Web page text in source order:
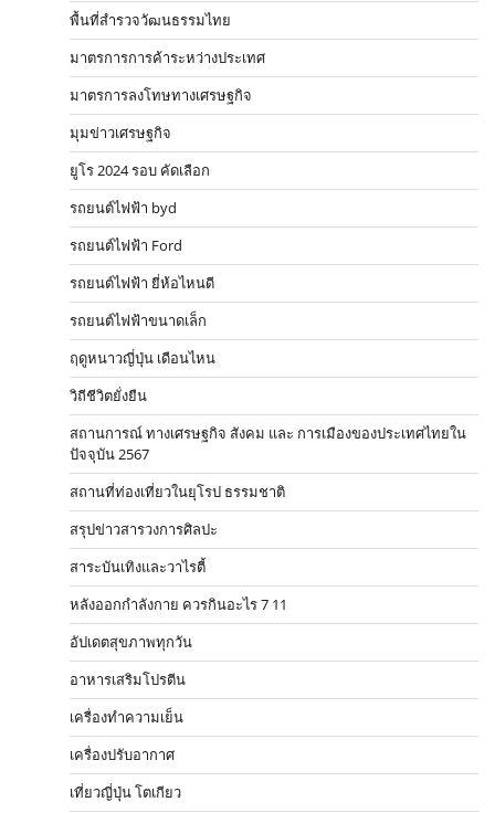
พื้นที่สำรวจวัฒนธรรมไทย
มาตรการการค้าระหว่างประเทศ
มาตรการลงโทษทางเศรษฐกิจ
มุมข่าวเศรษฐกิจ
ยูโร 2024 รอบ คัดเลือก
รถยนต์ไฟฟ้า byd
รถยนต์ไฟฟ้า Ford
รถยนต์ไฟฟ้า ยี่ห้อไหนดี
รถยนต์ไฟฟ้าขนาดเล็ก
ฤดูหนาวญี่ปุ่น เดือนไหน
วิถีชีวิตยั่งยืน
สถานการณ์ ทางเศรษฐกิจ สังคม และ การเมืองของประเทศไทยใน
ปัจจุบัน 2567
สถานที่ท่องเที่ยวในยุโรป ธรรมชาติ
สรุปข่าวสารวงการศิลปะ
สาระบันเทิงและวาไรตี้
หลังออกกําลังกาย ควรกินอะไร 7 11
อัปเดตสุขภาพทุกวัน
อาหารเสริมโปรตีน
เครื่องทำความเย็น
เครื่องปรับอากาศ
เที่ยวญี่ปุ่น โตเกียว